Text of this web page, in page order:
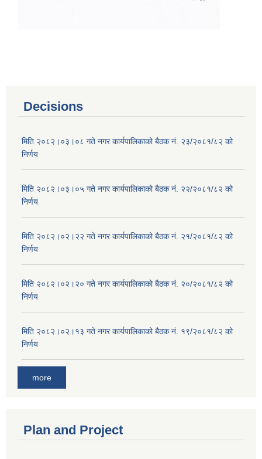
Decisions
मिति २०८२।०३।०८ गते नगर कार्यपालिकाको बैठक नं. २३/२०८१/८२ को
निर्णय
मिति २०८२।०३।०५ गते नगर कार्यपालिकाको बैठक नं. २२/२०८१/८२ को
निर्णय
मिति २०८२।०२।२२ गते नगर कार्यपालिकाको बैठक नं. २१/२०८१/८२ को
निर्णय
मिति २०८२।०२।२० गते नगर कार्यपालिकाको बैठक नं. २०/२०८१/८२ को
निर्णय
मिति २०८२।०२।१३ गते नगर कार्यपालिकाको बैठक नं. १९/२०८१/८२ को
निर्णय
more
Plan and Project